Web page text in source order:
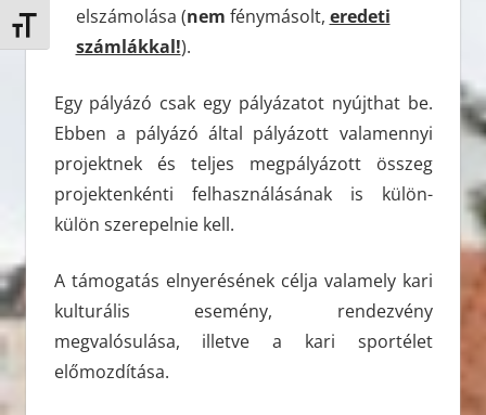
Betűméret váltása
elszámolása (nem fénymásolt, eredeti
számlákkal!).
Egy pályázó csak egy pályázatot nyújthat be.
Ebben a pályázó által pályázott valamennyi
projektnek és teljes megpályázott összeg
projektenkénti felhasználásának is külön-
külön szerepelnie kell.
A támogatás elnyerésének célja valamely kari
kulturális esemény, rendezvény
megvalósulása, illetve a kari sportélet
előmozdítása.